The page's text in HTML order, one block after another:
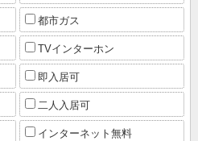
都市ガス
TVインターホン
即入居可
二人入居可
インターネット無料